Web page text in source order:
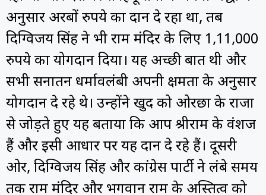
अनुसार अरबों रुपये का दान दे रहा था, तब
दिग्विजय सिंह ने भी राम मंदिर के लिए 1,11,000
रुपये का योगदान दिया। यह अच्छी बात थी और
सभी सनातन धर्मावलंबी अपनी क्षमता के अनुसार
योगदान दे रहे थे। उन्होंने खुद को ओरछा के राजा
से जोड़ते हुए यह बताया कि आप श्रीराम के वंशज
हैं और इसी आधार पर यह दान दे रहे हैं। दूसरी
ओर, दिग्विजय सिंह और कांग्रेस पार्टी ने लंबे समय
तक राम मंदिर और भगवान राम के अस्तित्व को